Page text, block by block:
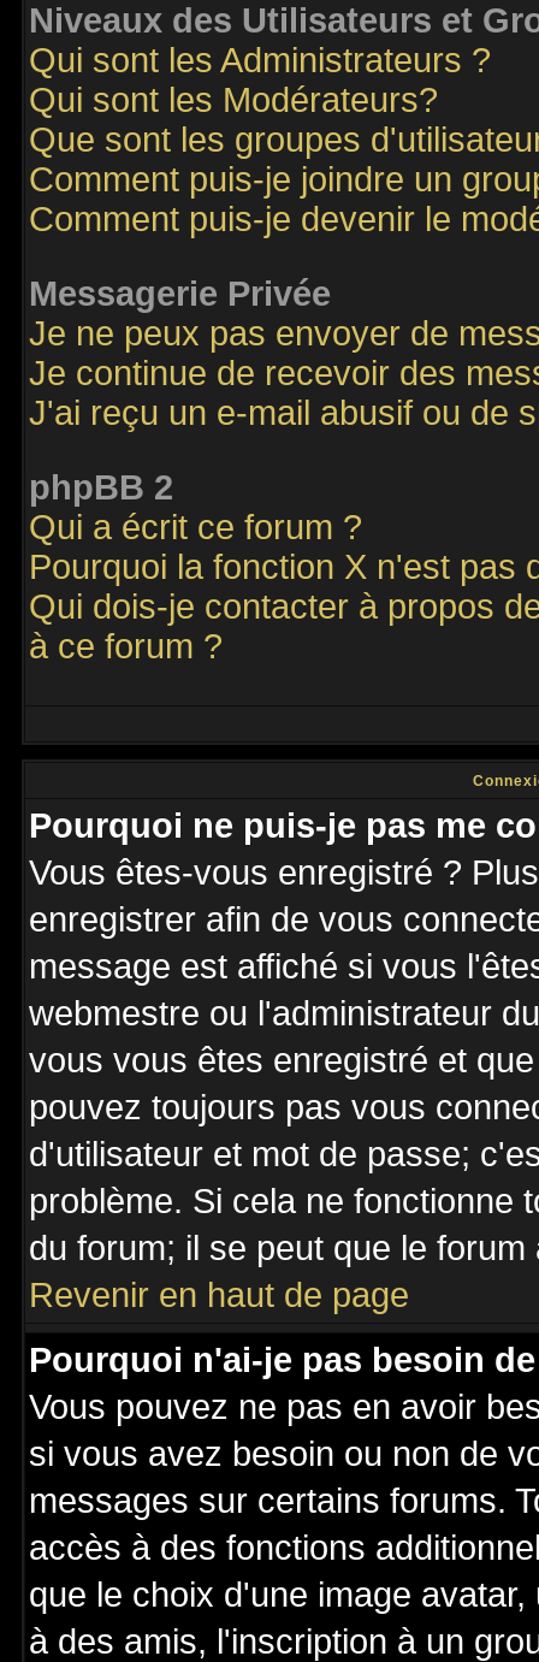
Niveaux des Utilisateurs et
Qui sont les Administrateurs ?
Qui sont les Modérateurs?
Que sont les groupes
Comment puis-je joindre un
Comment puis-je devenir le
Messagerie Privée
Je ne peux pas envoyer de
Je continue de recevoir des
J'ai reçu un e-mail abusif ou de
phpBB 2
Qui a écrit ce forum ?
Pourquoi la fonction X n'est pas
Qui dois-je contacter à propos
à ce forum ?
Pourquoi ne puis-je pas me
Vous êtes-vous enregistré ?
enregistrer afin de vous
message est affiché si vous
webmestre ou l'administrateur
vous vous êtes enregistré et
pouvez toujours pas vous
d'utilisateur et mot de passe;
problème. Si cela ne fonctionne
du forum; il se peut que le
Revenir en haut de page
Pourquoi n'ai-je pas besoin
Vous pouvez ne pas en avoir
si vous avez besoin ou non de
messages sur certains forums.
accès à des fonctions
que le choix d'une image
à des amis, l'inscription à un